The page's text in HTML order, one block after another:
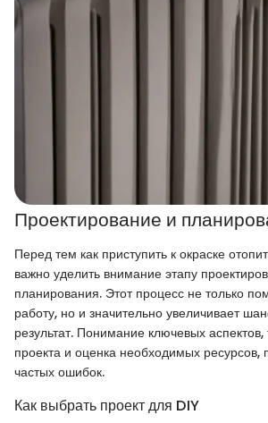
Проектирование и
Перед тем как приступить к окраске
важно уделить внимание этапу
планирования. Этот процесс не только
работу, но и значительно увеличивает
результат. Понимание ключевых аспектов,
проекта и оценка необходимых ресурсов,
частых ошибок.
Как выбрать проект для DIY